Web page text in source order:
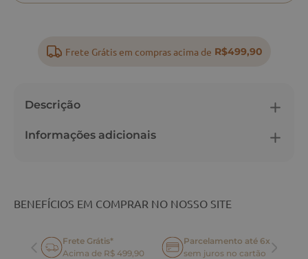
Frete Grátis em compras acima de R$499,90
Descrição
Informações adicionais
BENEFÍCIOS EM COMPRAR NO NOSSO SITE
Frete Grátis*
Acima de R$ 499,90
Parcelamento até 6x
sem juros no cartão